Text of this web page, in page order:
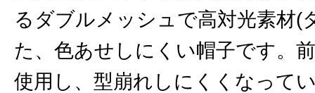
るダブルメッシュで高対光素材(
た、色あせしにくい帽子です。
使用し、型崩れしにくくなって